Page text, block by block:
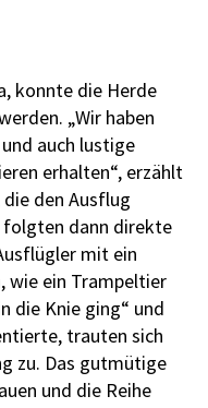
konnte die Herde
„Wir haben
auch lustige
erhalten“, erzählt
den Ausflug
dann direkte
mit ein
wie ein Trampeltier
die Knie ging“ und
trauten sich
zu. Das gutmütige
und die Reihe